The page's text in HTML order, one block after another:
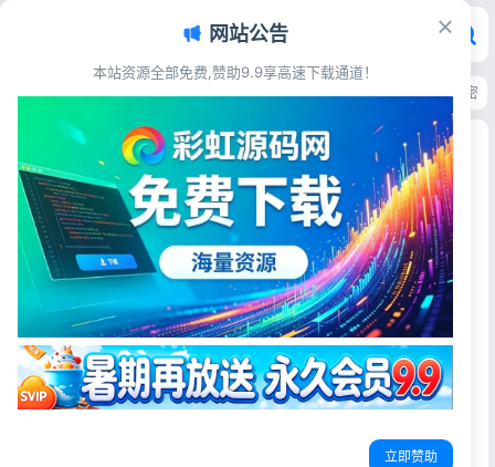
首页>源码资源>其他源码>PHP开源抽奖系统源码带完整后台 大转盘卡密
PHP开源抽奖系统源码带完整后台 大转盘卡密营销
抽奖程序完整可用上手简单
彩虹源码网
2026-06-16 15阅读
源码简介
PHP开源抽奖系统自带完整管理后台，支持大转盘可视化抽
奖、自定义中奖概率、卡密兑换抽奖，可管理奖品库存、用
户抽奖次数、中奖发货记录，源码完整可用，上手简单，适
配企业年会、商城营销、直播粉丝活动，宝塔一键部署无需
网站公告
本站资源全部免费,赞助9.9享高速下载通道！
立即赞助